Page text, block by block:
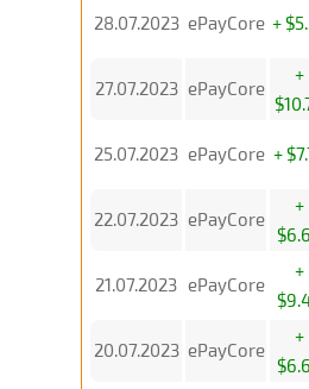
28.07.2023 ePayCore +
27.07.2023 ePayCore
+
25.07.2023 ePayCore +
22.07.2023 ePayCore
+
21.07.2023 ePayCore
+
20.07.2023 ePayCore
+